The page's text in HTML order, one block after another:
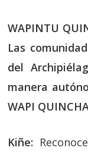
WAPINTU
Las
del
manera
WAPI
Kiñe: